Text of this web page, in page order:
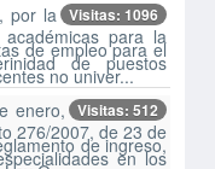
Visitas: 1096
por la
para la
de empleo para el
de puestos
no univer...
Visitas: 512
enero,
276/2007, de 23 de
de ingreso,
en los